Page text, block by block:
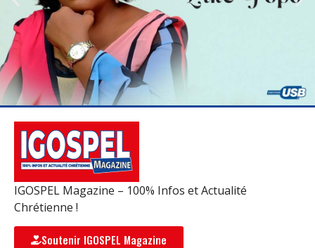
IGOSPEL Magazine – 100% Infos et Actualité
Chrétienne !
Soutenir IGOSPEL Magazine